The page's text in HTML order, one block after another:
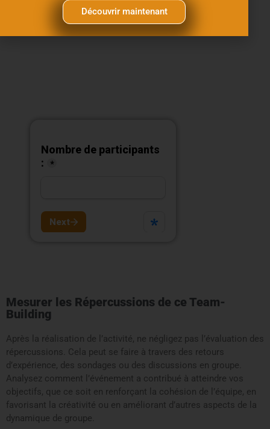
Combien de
Mesurer les Répercussions de ce Team-
Building
Après la réalisation de l’activité, ne négligez pas l’évaluation des
répercussions. Cela peut se faire à travers des retours
d’expérience, des sondages ou des discussions en groupe.
Analysez comment l’événement a contribué à atteindre vos
objectifs, que ce soit en renforçant la cohésion de l’équipe, en
favorisant la créativité ou en améliorant d’autres aspects de la
dynamique de groupe.
Découvrir maintenant